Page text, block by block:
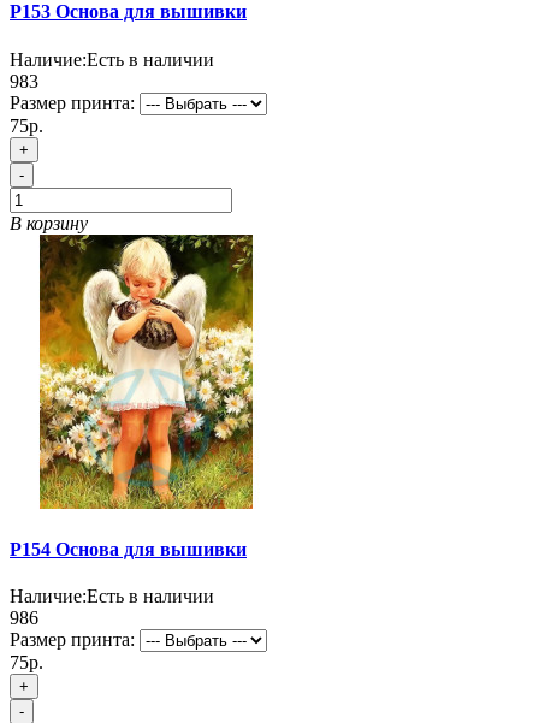
P153 Основа для вышивки
Наличие:Есть в наличии
983
Размер принта:
75р.
+
-
В корзину
P154 Основа для вышивки
Наличие:Есть в наличии
986
Размер принта:
75р.
+
-